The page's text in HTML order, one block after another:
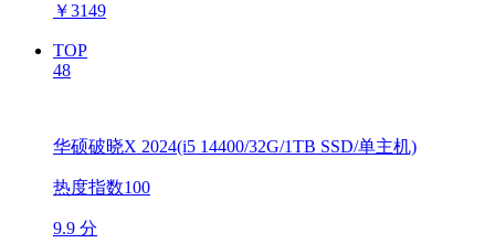
￥3149
TOP
48
华硕破晓X 2024(i5 14400/32G/1TB SSD/单主机)
热度指数100
9.9 分